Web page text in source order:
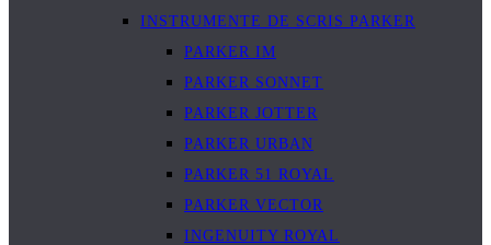
INSTRUMENTE DE SCRIS PARKER
PARKER IM
PARKER SONNET
PARKER JOTTER
PARKER URBAN
PARKER 51 ROYAL
PARKER VECTOR
INGENUITY ROYAL